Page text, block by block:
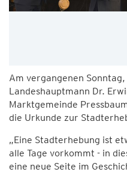
Am vergangenen
Landeshauptmann Dr.
Marktgemeinde
die Urkunde zur
„Eine Stadterhebung ist
alle Tage vorkommt - in
eine neue Seite im